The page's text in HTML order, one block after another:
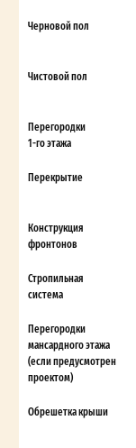
Черновой пол
Чистовой пол
Перегородки
1-го этажа
Перекрытие
Конструкция
фронтонов
Стропильная
система
Перегородки
мансардного этажа
(если предусмотрен
проектом)
Обрешетка крыши